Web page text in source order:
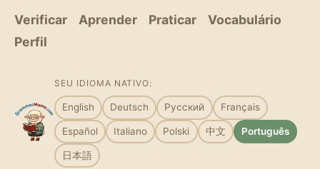
Verificar Aprender Praticar
Vocabulário
Perfil
SEU IDIOMA NATIVO:
English Deutsch Русский Français
Español Italiano Polski 中文 Português
日本語